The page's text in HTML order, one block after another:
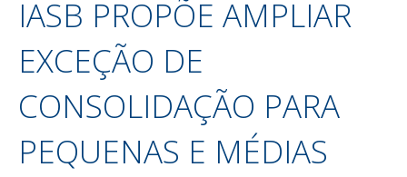
IASB PROPÕE AMPLIAR
EXCEÇÃO DE
CONSOLIDAÇÃO PARA
PEQUENAS E MÉDIAS